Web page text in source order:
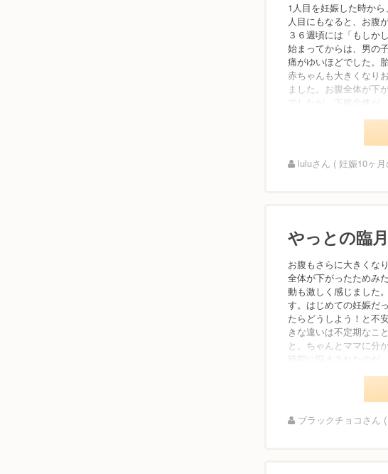
1人目を妊娠した時か
人目にもなると、お腹
３６週頃には「もしか
始まってからは、男の
痛がゆいほどでした。
赤ちゃんも大きくなり
ました。お腹全体が下
でしたが、下腹全体が...
luluさん ( 妊娠10ヶ
やっとの臨
お腹もさらに大きくな
全体が下がったためみ
動も激しく感じました
す。はじめての妊娠だ
たらどうしよう！と不
きな違いは不定期なこ
と、ちゃんとママに分
時期に悩まされたのが...
ブラックチョコさん